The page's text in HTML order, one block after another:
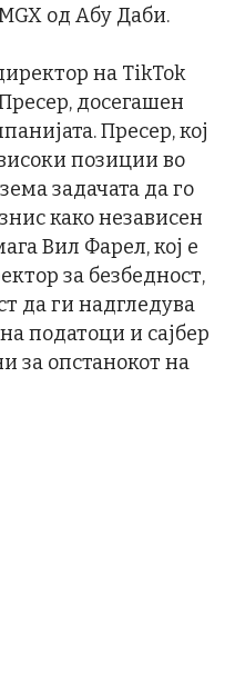
од Абу Даби.
на TikTok
досегашен
Пресер, кој
позиции во
задачата да го
како независен
Вил Фарел, кој е
за безбедност,
да ги надгледува
податоци и сајбер
за опстанокот на